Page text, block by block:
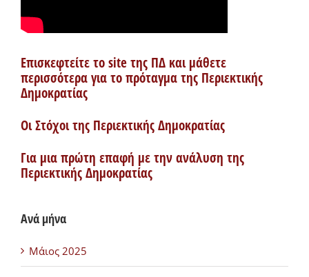
Επισκεφτείτε το site της ΠΔ και μάθετε
περισσότερα για το πρόταγμα της Περιεκτικής
Δημοκρατίας
Οι Στόχοι της Περιεκτικής Δημοκρατίας
Για μια πρώτη επαφή με την ανάλυση της
Περιεκτικής Δημοκρατίας
Ανά μήνα
Μάιος 2025